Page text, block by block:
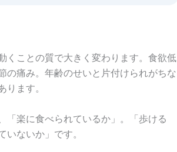
くことの質で大きく変わります。食欲低
の痛み。年齢のせいと片付けられがちな
ます。
「楽に食べられているか」。「歩ける
ないか」です。